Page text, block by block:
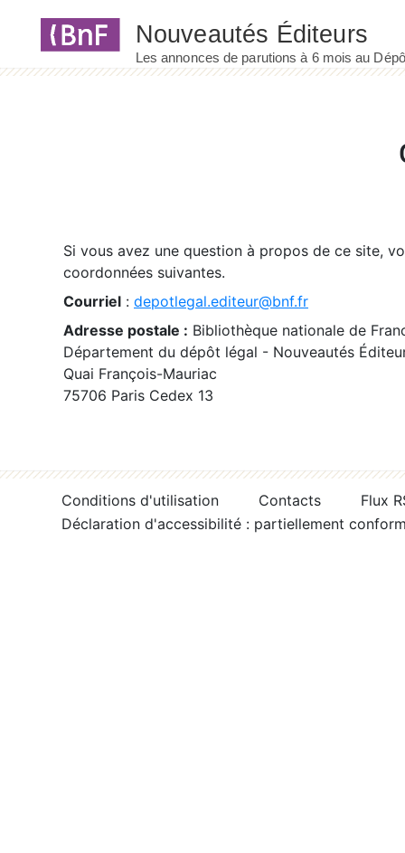
Si vous avez une question à propos de ce site,
coordonnées suivantes.
Courriel : depotlegal.editeur@bnf.fr
Adresse postale : Bibliothèque nationale de
Département du dépôt légal - Nouveautés
Quai François-Mauriac
75706 Paris Cedex 13
Conditions d'utilisation Contacts
Flux
Déclaration d'accessibilité : partiellement